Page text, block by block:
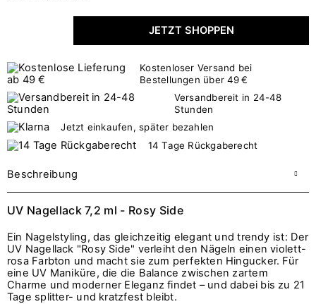
JETZT SHOPPEN
Kostenloser Versand bei
Bestellungen über 49 €
Versandbereit in 24-48
Stunden
Jetzt einkaufen, später bezahlen
14 Tage Rückgaberecht
Beschreibung
UV Nagellack 7,2 ml - Rosy Side
Ein Nagelstyling, das gleichzeitig elegant und trendy ist: Der
UV Nagellack "Rosy Side" verleiht den Nägeln einen violett-
rosa Farbton und macht sie zum perfekten Hingucker. Für
eine UV Maniküre, die die Balance zwischen zartem
Charme und moderner Eleganz findet – und dabei bis zu 21
Tage splitter- und kratzfest bleibt.